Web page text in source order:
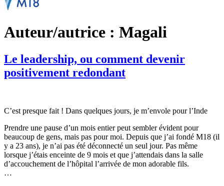
Auteur/autrice : Magali
Le leadership, ou comment devenir
positivement redondant
C’est presque fait ! Dans quelques jours, je m’envole pour l’Inde
Prendre une pause d’un mois entier peut sembler évident pour
beaucoup de gens, mais pas pour moi. Depuis que j’ai fondé M18 (il
y a 23 ans), je n’ai pas été déconnecté un seul jour. Pas même
lorsque j’étais enceinte de 9 mois et que j’attendais dans la salle
d’accouchement de l’hôpital l’arrivée de mon adorable fils.
…